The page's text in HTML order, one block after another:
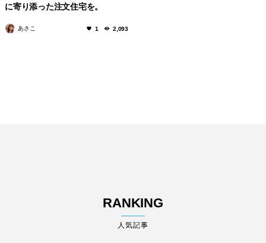
に寄り添った注文住宅を。
あさこ 1 2,093
RANKING
人気記事